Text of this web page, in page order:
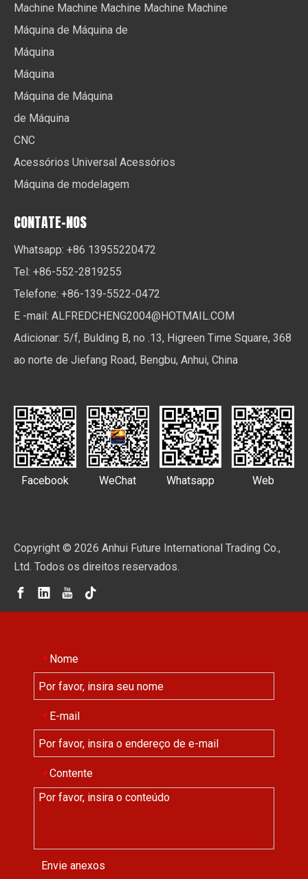
Machine Machine Machine Machine Machine
Máquina de Máquina de
Máquina
Máquina
Máquina de Máquina
de Máquina
CNC
Acessórios Universal Acessórios
Máquina de modelagem
CONTATE-NOS
Whatsapp: +86 13955220472
Tel: +86-552-2819255
Telefone: +86-139-5522-0472
E -mail: ALFREDCHENG2004@HOTMAIL.COM
Adicionar: 5/f, Bulding B, no .13, Higreen Time Square, 368
ao norte de Jiefang Road, Bengbu, Anhui, China
Facebook WeChat Whatsapp Web
Copyright © 2026 Anhui Future International Trading Co.,
Ltd. Todos os direitos reservados.
* Nome
* E-mail
* Contente
Envie anexos